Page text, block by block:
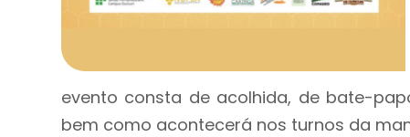
evento consta de acolhida, de bate-
bem como acontecerá nos turnos da